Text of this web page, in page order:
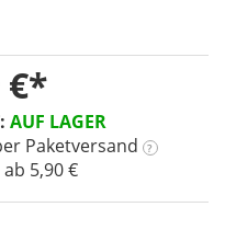
AUF LAGER
Paketversand ?
5,90 €
€